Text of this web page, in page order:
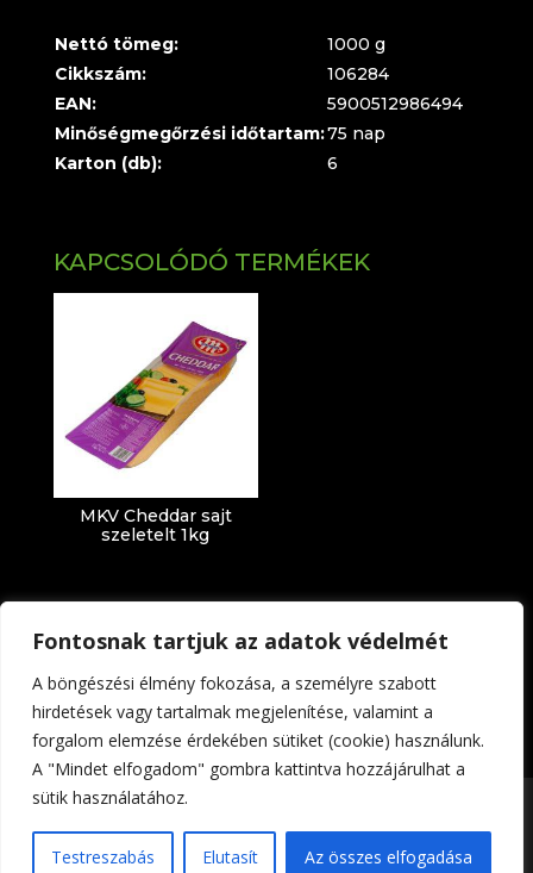
Fontosnak tartjuk az adatok védelmét
A böngészési élmény fokozása, a személyre szabott
hirdetések vagy tartalmak megjelenítése, valamint a
forgalom elemzése érdekében sütiket (cookie) használunk.
A "Mindet elfogadom" gombra kattintva hozzájárulhat a
sütik használatához.
Testreszabás Elutasít Az összes elfogadása
Nettó tömeg:
1000 g
Cikkszám:
106284
EAN:
5900512986494
Minőségmegőrzési időtartam:75 nap
Karton (db):
6
KAPCSOLÓDÓ TERMÉKEK
MKV Cheddar sajt
szeletelt 1kg
Impresszum Adatkezelési tájékoztató
Foltin-Globe 2023. | All rights reserved | Készítette: